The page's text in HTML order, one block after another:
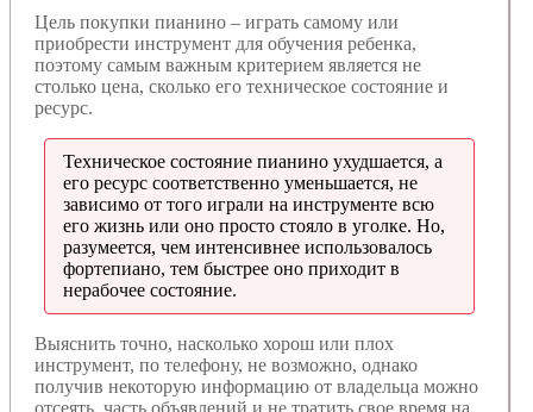
Цель покупки пианино – играть самому или
приобрести инструмент для обучения ребенка,
поэтому самым важным критерием является не
столько цена, сколько его техническое состояние и
ресурс.
Техническое состояние пианино ухудшается, а
его ресурс соответственно уменьшается, не
зависимо от того играли на инструменте всю
его жизнь или оно просто стояло в уголке. Но,
разумеется, чем интенсивнее использовалось
фортепиано, тем быстрее оно приходит в
нерабочее состояние.
Выяснить точно, насколько хорош или плох
инструмент, по телефону, не возможно, однако
получив некоторую информацию от владельца можно
отсеять часть объявлений и не тратить свое время на